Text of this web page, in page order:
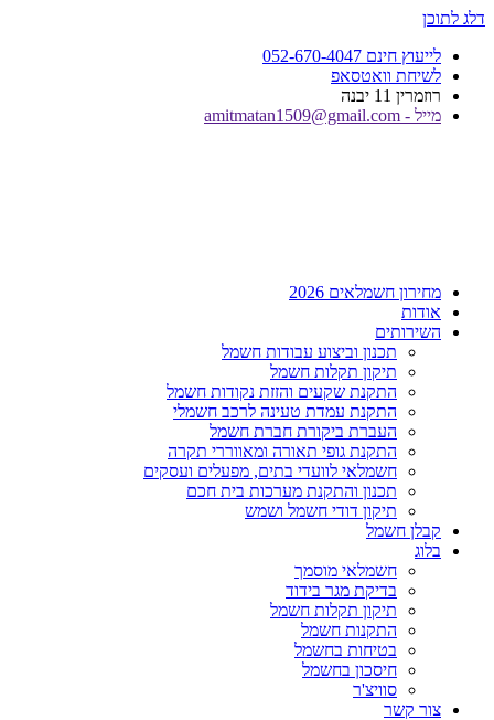
דלג לתוכן
לייעוץ חינם 052-670-4047
לשיחת וואטסאפ
רוזמרין 11 יבנה
מייל - amitmatan1509@gmail.com
מחירון חשמלאים 2026
אודות
השירותים
תכנון וביצוע עבודות חשמל
תיקון תקלות חשמל
התקנת שקעים והזזת נקודות חשמל
התקנת עמדת טעינה לרכב חשמלי
העברת ביקורת חברת חשמל
התקנת גופי תאורה ומאווררי תקרה
חשמלאי לוועדי בתים, מפעלים ועסקים
תכנון והתקנת מערכות בית חכם
תיקון דודי חשמל ושמש
קבלן חשמל
בלוג
חשמלאי מוסמך
בדיקת מגר בידוד
תיקון תקלות חשמל
התקנות חשמל
בטיחות בחשמל
חיסכון בחשמל
סוויצ'ר
צור קשר